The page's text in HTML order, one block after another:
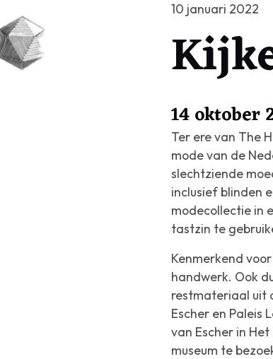
10 januari 2022
14 oktober
Ter ere van The
mode van de
slechtziende
inclusief blinden
modecollectie in
tastzin te
Kenmerkend
handwerk. Ook
restmateriaal uit
Escher en Paleis
van Escher in
museum te